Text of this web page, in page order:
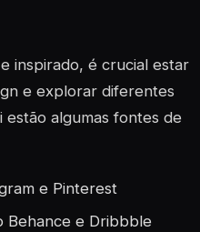
inspirado, é crucial estar
e explorar diferentes
estão algumas fontes de
e Pinterest
Behance e Dribbble